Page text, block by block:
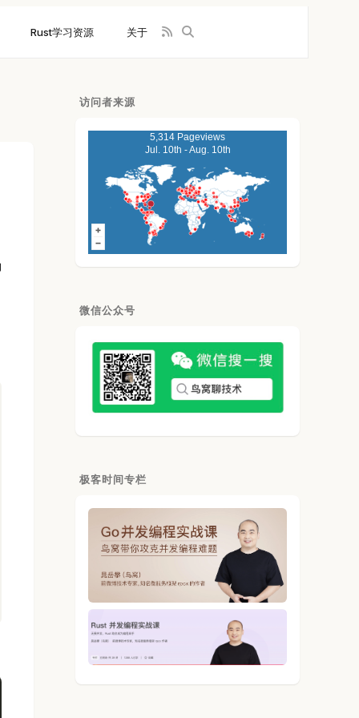
Rust学习资源 关于
访问者来源
5,314 Pageviews
Jul. 10th - Aug. 10th
微信公众号
极客时间专栏